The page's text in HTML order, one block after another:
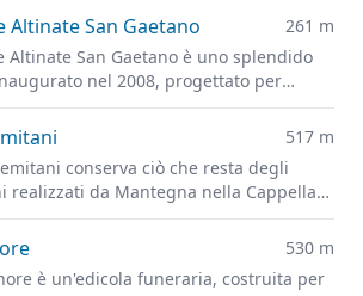
Altinate San Gaetano
261 m
Altinate San Gaetano è uno splendido
nel 2008, progettato per
la cultura in tutte le sue forme.
517 m
conserva ciò che resta degli
realizzati da Mantegna nella Cappella
distrutti dai bombardamenti alleati
530 m
è un'edicola funeraria, costruita per